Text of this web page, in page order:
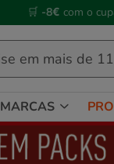
🌊 Piscinas,